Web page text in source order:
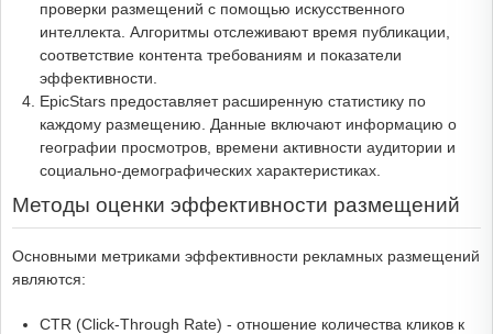
проверки размещений с помощью искусственного
интеллекта. Алгоритмы отслеживают время публикации,
соответствие контента требованиям и показатели
эффективности.
EpicStars предоставляет расширенную статистику по
каждому размещению. Данные включают информацию о
географии просмотров, времени активности аудитории и
социально-демографических характеристиках.
Методы оценки эффективности размещений
Основными метриками эффективности рекламных размещений
являются:
CTR (Click-Through Rate) - отношение количества кликов к